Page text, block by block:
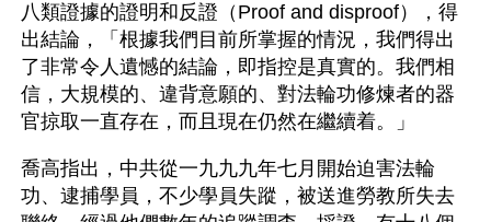
八類證據的證明和反證（Proof and disproof），得
出結論，「根據我們目前所掌握的情況，我們得出
了非常令人遺憾的結論，即指控是真實的。我們相
信，大規模的、違背意願的、對法輪功修煉者的器
官掠取一直存在，而且現在仍然在繼續着。」
喬高指出，中共從一九九九年七月開始迫害法輪
功、逮捕學員，不少學員失蹤，被送進勞教所失去